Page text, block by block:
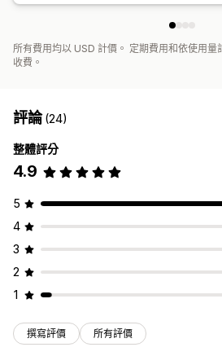
所有費用均以 USD 計價。 定期費用和依使用
收費。
評論(24)
整體評分
4.9
5
4
3
2
1
撰寫評價 所有評價